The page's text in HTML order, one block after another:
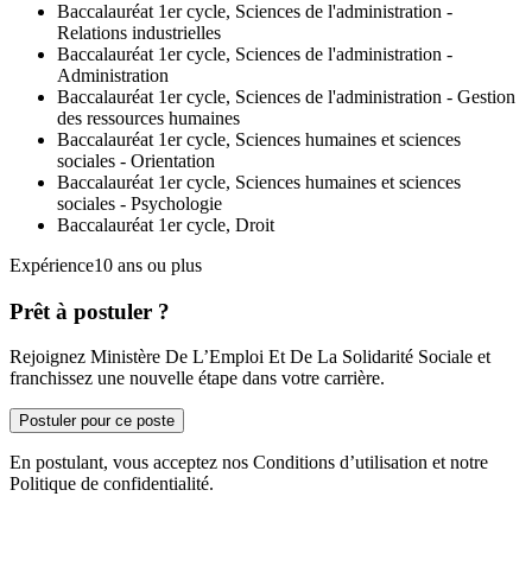
Baccalauréat 1er cycle, Sciences de l'administration -
Relations industrielles
Baccalauréat 1er cycle, Sciences de l'administration -
Administration
Baccalauréat 1er cycle, Sciences de l'administration - Gestion
des ressources humaines
Baccalauréat 1er cycle, Sciences humaines et sciences
sociales - Orientation
Baccalauréat 1er cycle, Sciences humaines et sciences
sociales - Psychologie
Baccalauréat 1er cycle, Droit
Expérience10 ans ou plus
Prêt à postuler ?
Rejoignez Ministère De L’Emploi Et De La Solidarité Sociale et
franchissez une nouvelle étape dans votre carrière.
Postuler pour ce poste
En postulant, vous acceptez nos Conditions d’utilisation et notre
Politique de confidentialité.